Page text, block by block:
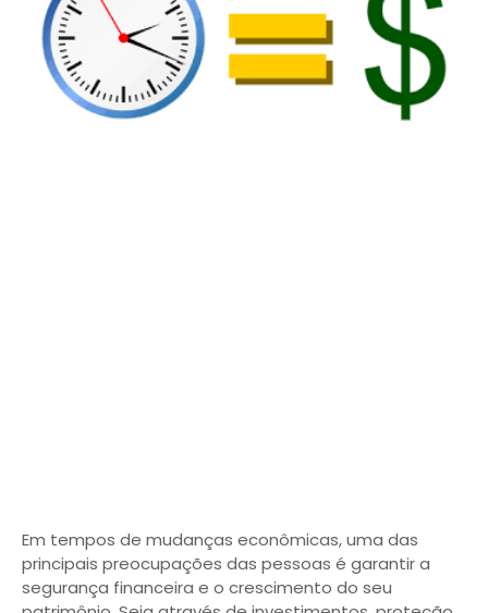
Em tempos de mudanças econômicas, uma das
principais preocupações das pessoas é garantir a
segurança financeira e o crescimento do seu